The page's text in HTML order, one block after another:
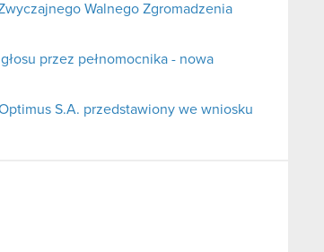
Walnego Zgromadzenia
przez pełnomocnika - nowa
S.A. przedstawiony we wniosku